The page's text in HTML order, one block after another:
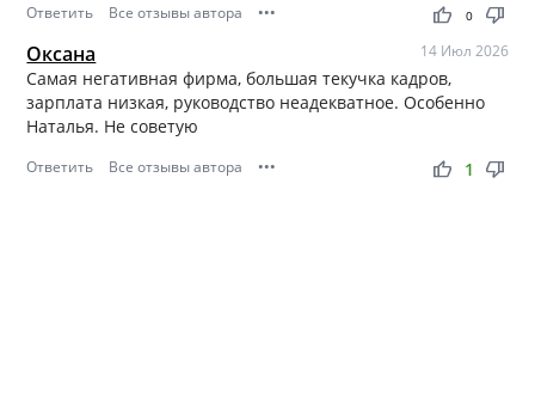
Ответить Все отзывы автора ••• thumb_up thumb_down
0
Оксана 14 Июл 2026
Самая негативная фирма, большая текучка кадров,
зарплата низкая, руководство неадекватное. Особенно
Наталья. Не советую
Ответить Все отзывы автора ••• thumb_up thumb_down
1